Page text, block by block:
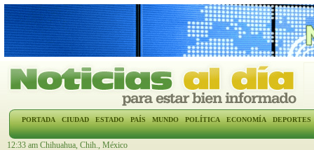
PORTADA CIUDAD ESTADO PAÍS MUNDO POLÍTICA ECONOMÍA DEPORTES
12:33 am Chihuahua, Chih., México